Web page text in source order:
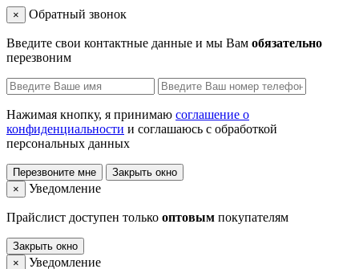
× Обратный звонок
Введите свои контактные данные и мы Вам обязательно
перезвоним
Нажимая кнопку, я принимаю соглашение о
конфиденциальности и соглашаюсь с обработкой
персональных данных
Перезвоните мне
Закрыть окно
×
Уведомление
Прайслист доступен только оптовым покупателям
Закрыть окно
×
Уведомление